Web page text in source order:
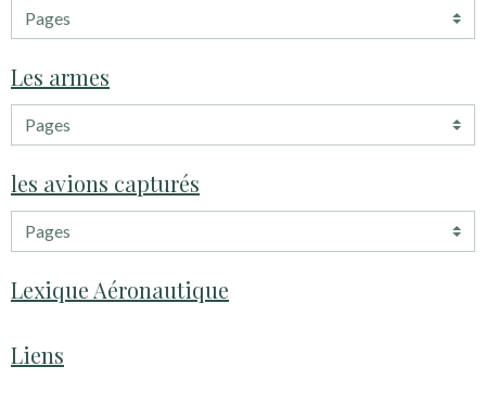
Les armes
les avions capturés
Lexique Aéronautique
Liens